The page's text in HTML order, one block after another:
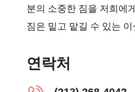
분의 소중한 짐을 저희에
짐은 밑고 맡길 수 있는
연락처